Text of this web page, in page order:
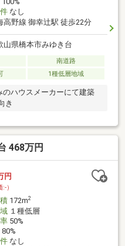
なし
高野線 御幸辻駅 徒歩22分
山県橋本市みゆき台
南道路
1種低層地域
ハウスメーカーにて建築
き
468万円
円
）
172m2
１種低層
50%
80%
なし